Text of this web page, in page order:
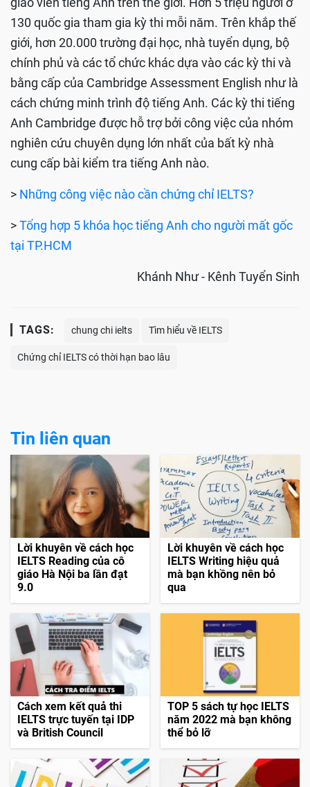
130 quốc gia tham gia kỳ thi mỗi năm. Trên khắp thế
giới, hơn 20.000 trường đại học, nhà tuyển dụng, bộ
chính phủ và các tổ chức khác dựa vào các kỳ thi và
bằng cấp của Cambridge Assessment English như là
cách chứng minh trình độ tiếng Anh. Các kỳ thi tiếng
Anh Cambridge được hỗ trợ bởi công việc của nhóm
nghiên cứu chuyên dụng lớn nhất của bất kỳ nhà
cung cấp bài kiểm tra tiếng Anh nào.
> Những công việc nào cần chứng chỉ IELTS?
>Tổng hợp 5 khóa học tiếng Anh cho người mất gốc
tại TP.HCM
Khánh Như - Kênh Tuyển Sinh
TAGS: chung chi ielts Tìm hiểu về IELTS
Chứng chỉ IELTS có thời hạn bao lâu
Tin liên quan
Lời khuyên về cách học
IELTS Reading của cô
giáo Hà Nội ba lần đạt
9.0
Lời khuyên về cách học
IELTS Writing hiệu quả
mà bạn khồng nên bỏ
qua
Cách xem kết quả thi
IELTS trực tuyến tại IDP
và British Council
TOP 5 sách tự học IELTS
năm 2022 mà bạn không
thể bỏ lỡ